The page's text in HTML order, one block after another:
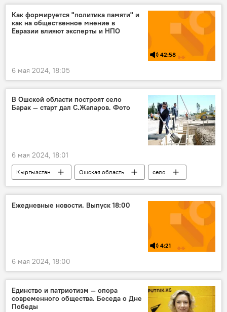
ядерное оружие
Дмитрий Песков
угроза
Как формируется "политика памяти" и
как на общественное мнение в
Евразии влияют эксперты и НПО
42:58
6 мая 2024, 18:05
В Ошской области построят село
Барак — старт дал С.Жапаров. Фото
6 мая 2024, 18:01
Кыргызстан Ошская область
село
Садыр Жапаров
строительство
Ежедневные новости. Выпуск 18:00
4:21
6 мая 2024, 18:00
Единство и патриотизм — опора
современного общества. Беседа о Дне
Победы